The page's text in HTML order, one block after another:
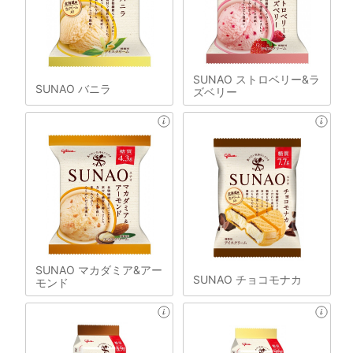
SUNAO バニラ
SUNAO ストロベリー&ラ
ズベリー
SUNAO マカダミア&アー
モンド
SUNAO チョコモナカ